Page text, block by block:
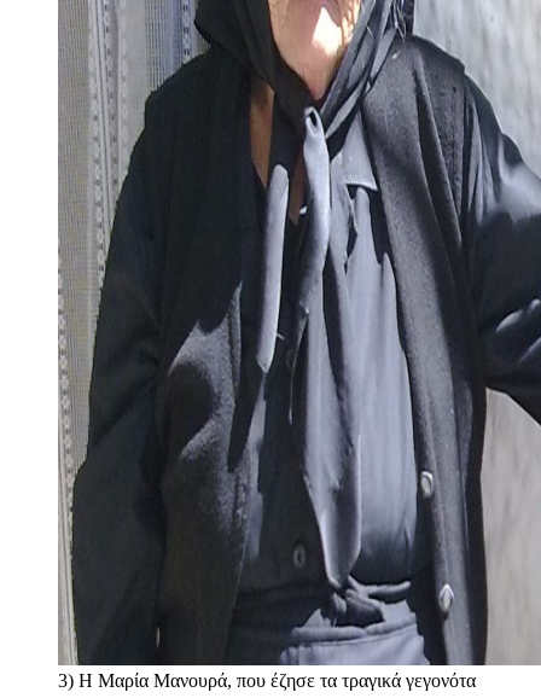
3) Η Μαρία Μανουρά, που έζησε τα τραγικά γεγονότα